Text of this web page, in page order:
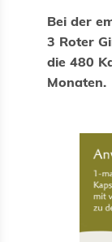
Bei der
3 Roter
die 480
Monaten.